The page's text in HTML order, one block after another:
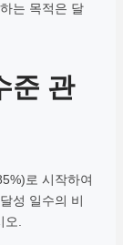
는 목적은 달
준 관
로 시작하여
성 일수의 비
시오.